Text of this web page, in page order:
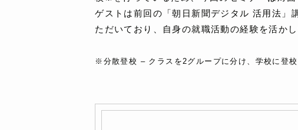
ゲストは前回の「朝日新聞デジタル 活用法」
ただいており、自身の就職活動の経験を活か
※分散登校 – クラスを2グループに分け、学校に登